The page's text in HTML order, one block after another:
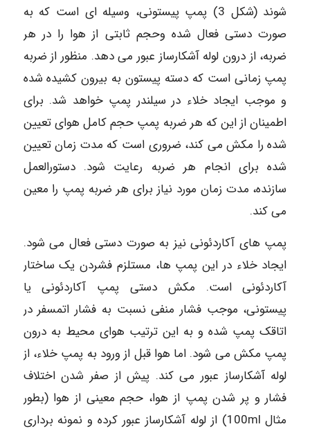
شوند (شکل 3) پمپ پیستونی، وسیله ای است که به
صورت دستی فعال شده وحجم ثابتی از هوا را در هر
ضربه، از درون لوله آشکارساز عبور می دهد. منظور از ضربه
پمپ زمانی است که دسته پیستون به بیرون کشیده شده
و موجب ایجاد خلاء در سیلندر پمپ خواهد شد. برای
اطمینان از این که هر ضربه پمپ حجم کامل هوای تعیین
شده را مکش می کند، ضروری است که مدت زمان تعیین
شده برای انجام هر ضربه رعایت شود. دستورالعمل
سازنده، مدت زمان مورد نیاز برای هر ضربه پمپ را معین
می کند.
پمپ های آکاردئونی نیز به صورت دستی فعال می شود.
ایجاد خلاء در این پمپ ها، مستلزم فشردن یک ساختار
آکاردئونی است. مکش دستی پمپ آکاردئونی یا
پیستونی، موجب فشار منفی نسبت به فشار اتمسفر در
اتاقک پمپ شده و به این ترتیب هوای محیط به درون
پمپ مکش می شود. اما هوا قبل از ورود به پمپ خلاء، از
لوله آشکارساز عبور می کند. پیش از صفر شدن اختلاف
فشار و پر شدن پمپ از هوا، حجم معینی از هوا (بطور
مثال 100ml) از لوله آشکارساز عبور کرده و نمونه برداری